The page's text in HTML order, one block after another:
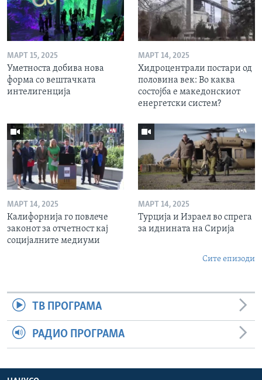
МАРТ 15, 2025
Уметноста добива нова
форма со вештачката
интелигенција
МАРТ 14, 2025
Хидроцентрали постари од
половина век: Во каква
состојба е македонскиот
енергетски систем?
МАРТ 14, 2025
Калифорнија го повлече
законот за отчетност кај
социјалните медиуми
МАРТ 14, 2025
Турција и Израел во спрега
за иднината на Сирија
Сите епизоди
ТВ ПРОГРАМА
РАДИО ПРОГРАМА